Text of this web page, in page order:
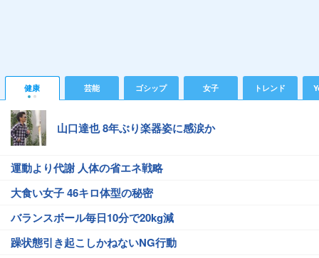
健康 芸能 ゴシップ 女子 トレンド
山口達也 8年ぶり楽器姿に感涙か
運動より代謝 人体の省エネ戦略
大食い女子 46キロ体型の秘密
バランスボール毎日10分で20kg減
躁状態引き起こしかねないNG行動